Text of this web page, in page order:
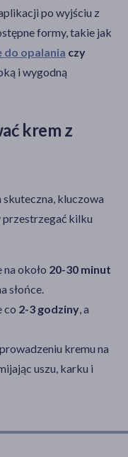
po wyjściu z
formy, takie jak
do opalania czy
i wygodną
krem z
skuteczna, kluczowa
przestrzegać kilku
około 20-30 minut
słońce.
co 2-3 godziny, a
kremu na
uszu, karku i